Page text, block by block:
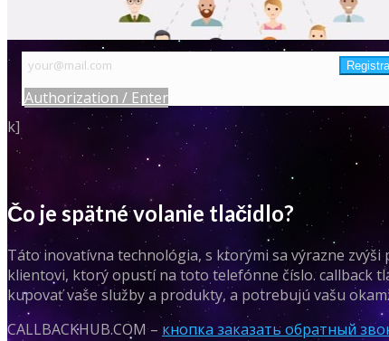
Authorization / Enter
k]
Čo je spätné volanie tlačidlo?
Táto inovatívna technológia, s ktorými sa výrazne
klientovi, ktorý opustí na toto telefónne číslo. callback
kupovať vaše služby a produkty, a potrebujú vašu
CALLBACKHUB.COM – кнопка заказать обратный